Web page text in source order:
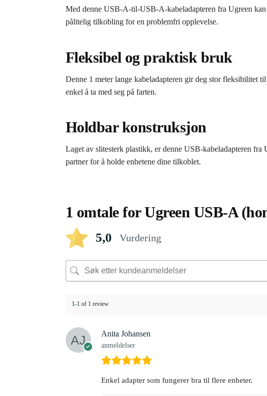
Med denne USB-A-til-USB-A-kabeladapteren fra Ugreen
pålitelig tilkobling for en problemfri opplevelse.
Fleksibel og praktisk bruk
Denne 1 meter lange kabeladapteren gir deg stor fleksibilitet
enkel å ta med seg på farten.
Holdbar konstruksjon
Laget av slitesterk plastikk, er denne USB-kabeladapteren
partner for å holde enhetene dine tilkoblet.
1 omtale forUgreen USB-A
5,0 Vurdering
1-1 of 1 review
Anita Johansen
anmeldelser
Enkel adapter som fungerer bra til flere enheter.